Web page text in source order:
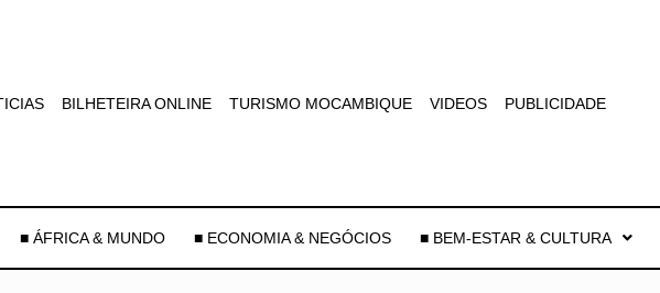
BILHETEIRA ONLINE TURISMO MOCAMBIQUE VIDEOS PUBLICIDADE
■ ÁFRICA & MUNDO ■ ECONOMIA & NEGÓCIOS ■ BEM-ESTAR & CULTURA